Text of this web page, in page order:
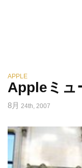
APPLE
Appleミュ
8月 24th, 2007